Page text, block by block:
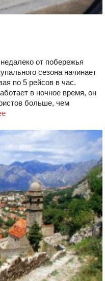
от побережья
сезона начинает
по 5 рейсов в час.
в ночное время, он
больше, чем